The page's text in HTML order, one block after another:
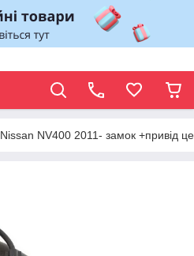
Nissan NV400 2011- замок +привід